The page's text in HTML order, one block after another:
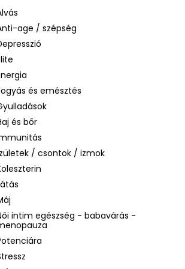
age / szépség
és emésztés
és bőr
/ csontok / izmok
intim egészség - babavárás -
PHOTODERM AQUAFLUID
SPF 50+ – LÁTHATATLAN
KRÉM, 40 ML
Ft
6 870 Ft